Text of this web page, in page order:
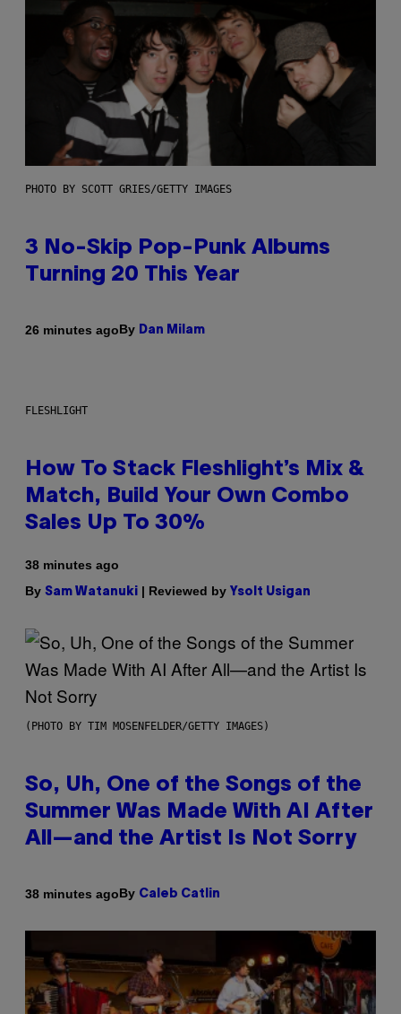
PHOTO BY SCOTT GRIES/GETTY IMAGES
3 No-Skip Pop-Punk Albums
Turning 20 This Year
26 minutes agoBy Dan Milam
FLESHLIGHT
How To Stack Fleshlight’s Mix &
Match, Build Your Own Combo
Sales Up To 30%
38 minutes ago
By Sam Watanuki | Reviewed by Ysolt Usigan
(PHOTO BY TIM MOSENFELDER/GETTY IMAGES)
So, Uh, One of the Songs of the
Summer Was Made With AI After
All—and the Artist Is Not Sorry
38 minutes agoBy Caleb Catlin